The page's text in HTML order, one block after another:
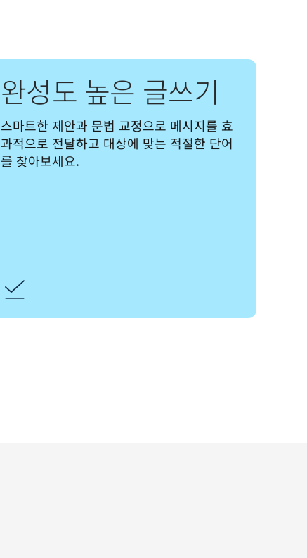
완성도 높은 글쓰기
스마트한 제안과 문법 교정으로 메시지를 효
과적으로 전달하고 대상에 맞는 적절한 단어
를 찾아보세요.